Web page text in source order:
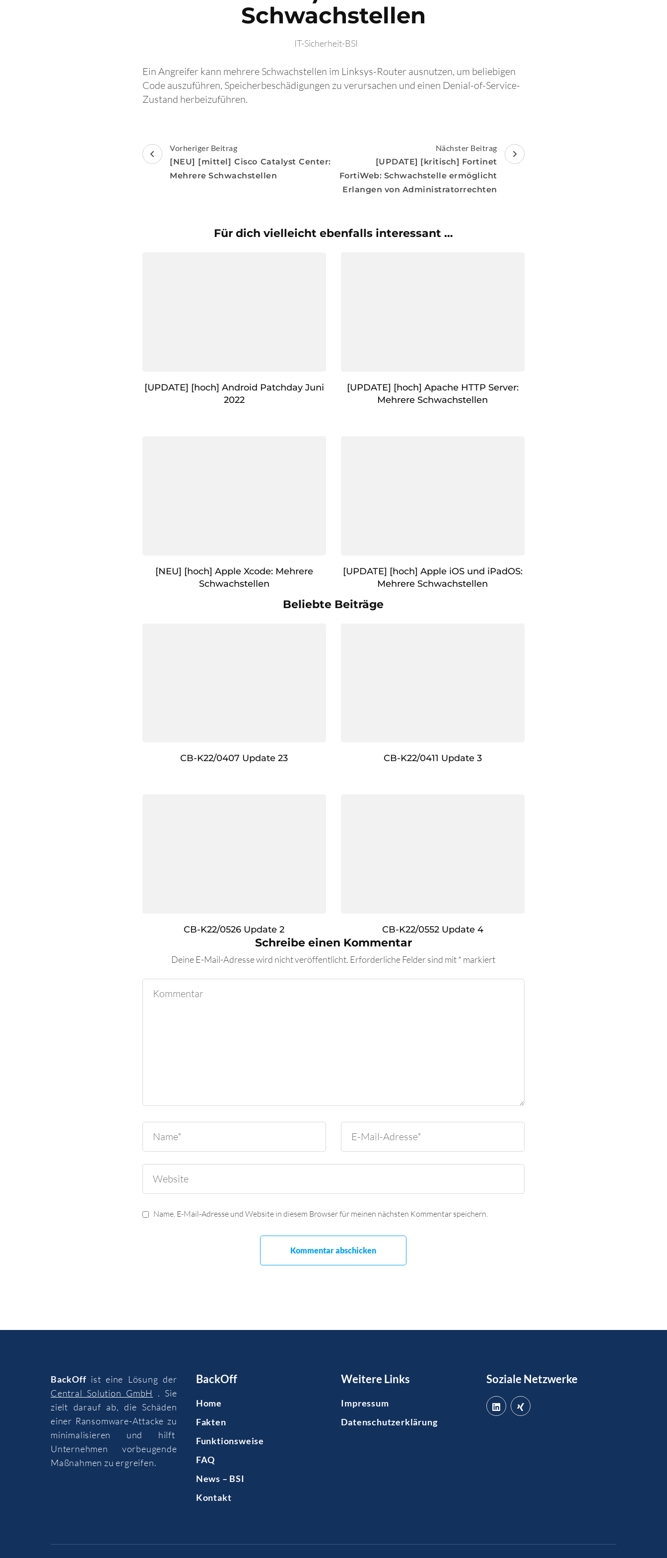
Schwachstellen
IT-Sicherheit-BSI
Ein Angreifer kann mehrere Schwachstellen im Linksys-Router ausnutzen, um beliebigen
Code auszuführen, Speicherbeschädigungen zu verursachen und einen Denial-of-Service-
Zustand herbeizuführen.
Beitragsnavigation
Vorheriger Beitrag
[NEU] [mittel] Cisco Catalyst Center:
Mehrere Schwachstellen
Nächster Beitrag
[UPDATE] [kritisch] Fortinet
FortiWeb: Schwachstelle ermöglicht
Erlangen von Administratorrechten
Für dich vielleicht ebenfalls interessant …
[UPDATE] [hoch] Android Patchday Juni
2022
[UPDATE] [hoch] Apache HTTP Server:
Mehrere Schwachstellen
[NEU] [hoch] Apple Xcode: Mehrere
Schwachstellen
[UPDATE] [hoch] Apple iOS und iPadOS:
Mehrere Schwachstellen
Beliebte Beiträge
CB-K22/0407 Update 23 CB-K22/0411 Update 3
CB-K22/0526 Update 2 CB-K22/0552 Update 4
Schreibe einen Kommentar
Deine E-Mail-Adresse wird nicht veröffentlicht. Erforderliche Felder sind mit* markiert
Name, E-Mail-Adresse und Website in diesem Browser für meinen nächsten Kommentar speichern.
BackOffist eine Lösung der
Central Solution GmbH
. Sie
zielt darauf ab, die Schäden
einer Ransomware-Attacke zu
minimalisieren und hilft
Unternehmen vorbeugende
Maßnahmen zu ergreifen.
BackOff
Home
Fakten
Funktionsweise
FAQ
News – BSI
Kontakt
Weitere Links
Impressum
Datenschutzerklärung
Soziale Netzwerke